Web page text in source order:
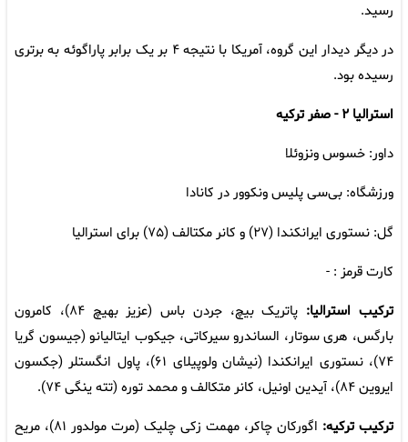
رسید.
در دیگر دیدار این گروه، آمریکا با نتیجه ۴ بر یک برابر پاراگوئه به برتری
رسیده بود.
استرالیا ۲ - صفر ترکیه
داور: خسوس ونزوئلا
ورزشگاه: بی‌سی پلیس ونکوور در کانادا
گل: نستوری ایرانکندا (۲۷) و کانر مکتالف (۷۵) برای استرالیا
کارت قرمز : -
ترکیب استرالیا:
پاتریک بیچ، جردن باس (عزیز بهیچ ۸۴)، کامرون
بارگس، هری سوتار، الساندرو سیرکاتی، جیکوب ایتالیانو (جیسون گریا
۷۴)، نستوری ایرانکندا (نیشان ولوپیلای ۶۱)، پاول انگستلر (جکسون
ایروین ۸۴)، آیدین اونیل، کانر متکالف و محمد توره (تته ینگی ۷۴).
ترکیب ترکیه:
اگورکان چاکر، مهمت زکی چلیک (مرت مولدور ۸۱)، مریح